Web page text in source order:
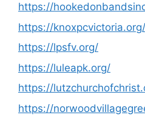
https://
https://knoxpcvictoria.org/
https://lpsfv.org/
https://luleapk.org/
https://
https://